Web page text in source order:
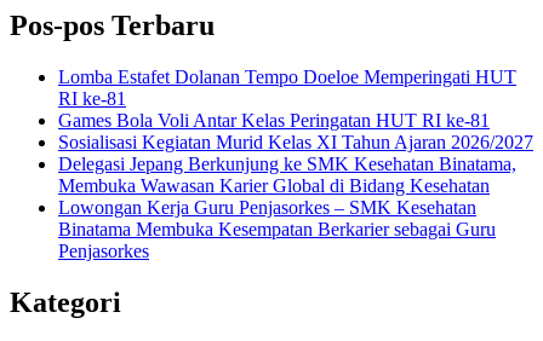
Pos-pos Terbaru
Lomba Estafet Dolanan Tempo Doeloe Memperingati HUT
RI ke-81
Games Bola Voli Antar Kelas Peringatan HUT RI ke-81
Sosialisasi Kegiatan Murid Kelas XI Tahun Ajaran 2026/2027
Delegasi Jepang Berkunjung ke SMK Kesehatan Binatama,
Membuka Wawasan Karier Global di Bidang Kesehatan
Lowongan Kerja Guru Penjasorkes – SMK Kesehatan
Binatama Membuka Kesempatan Berkarier sebagai Guru
Penjasorkes
Kategori